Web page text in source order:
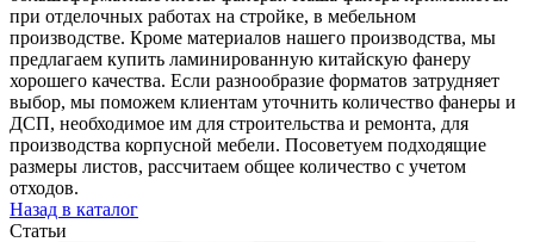
при отделочных работах на стройке, в мебельном
производстве. Кроме материалов нашего производства, мы
предлагаем купить ламинированную китайскую фанеру
хорошего качества. Если разнообразие форматов затрудняет
выбор, мы поможем клиентам уточнить количество фанеры и
ДСП, необходимое им для строительства и ремонта, для
производства корпусной мебели. Посоветуем подходящие
размеры листов, рассчитаем общее количество с учетом
отходов.
Назад в каталог
Статьи